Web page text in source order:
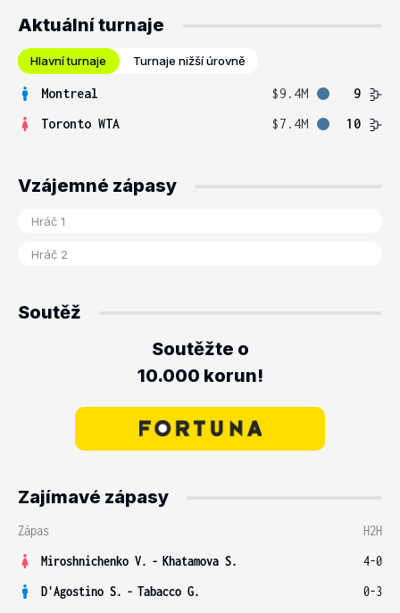
Aktuální turnaje
Hlavní turnaje Turnaje nižší úrovně
Montreal $9.4M
9
Toronto WTA
$7.4M 10
Vzájemné zápasy
Soutěž
Soutěžte o
10.000 korun!
Zajímavé zápasy
Zápas
H2H
Miroshnichenko V. - Khatamova S.
4-0
D'Agostino S. - Tabacco G.
0-3